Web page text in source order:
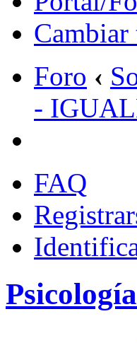
Cambiar
Foro ‹
-
FAQ